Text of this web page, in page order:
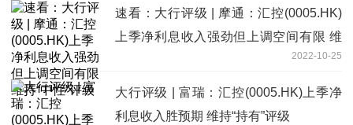
速看：大行评级 | 摩通：汇控(0005.HK)
上季净利息收入强劲但上调空间有限 维
2022-10-25
大行评级 | 富瑞：汇控(0005.HK)上季净
利息收入胜预期 维持“持有”评级